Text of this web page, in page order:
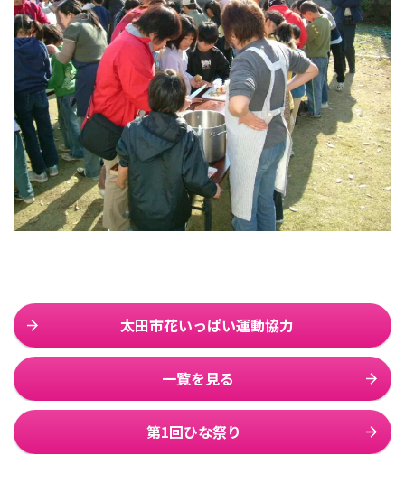
太田市花いっぱい運動協力
一覧を見る
第1回ひな祭り